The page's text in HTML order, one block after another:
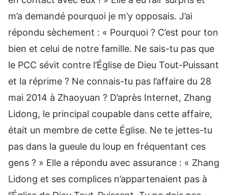
m’a demandé pourquoi je m’y opposais. J’ai
répondu sèchement : « Pourquoi ? C’est pour ton
bien et celui de notre famille. Ne sais-tu pas que
le PCC sévit contre l’Église de Dieu Tout-Puissant
et la réprime ? Ne connais-tu pas l’affaire du 28
mai 2014 à Zhaoyuan ? D’après Internet, Zhang
Lidong, le principal coupable dans cette affaire,
était un membre de cette Église. Ne te jettes-tu
pas dans la gueule du loup en fréquentant ces
gens ? » Elle a répondu avec assurance : « Zhang
Lidong et ses complices n’appartenaient pas à